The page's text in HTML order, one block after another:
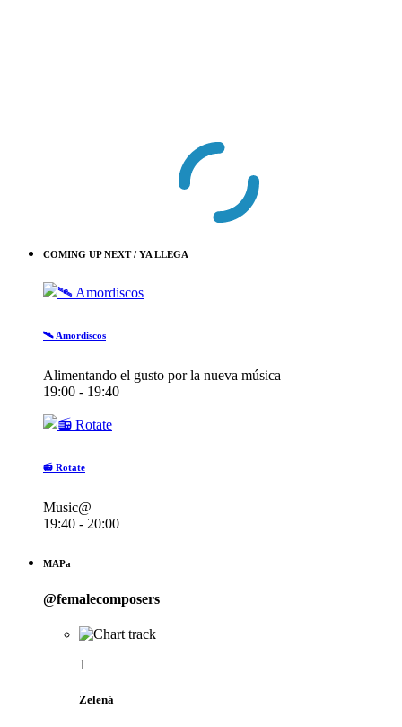
COMING UP NEXT / YA LLEGA
🛰️ Amordiscos
Alimentando el gusto por la nueva música
19:00 - 19:40
📻 Rotate
Music@
19:40 - 20:00
MAPa
@femalecomposers
1
Zelená